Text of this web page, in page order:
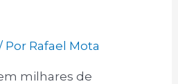
Por Rafael Mota
milhares de